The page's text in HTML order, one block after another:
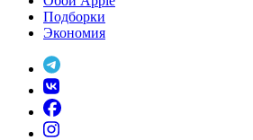
Подборки
Экономия